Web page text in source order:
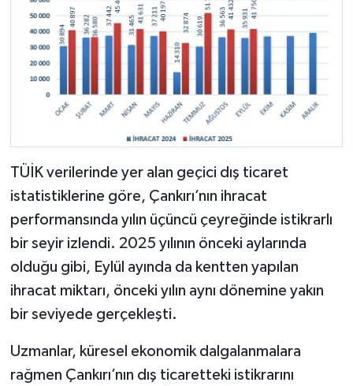
TÜİK verilerinde yer alan geçici dış ticaret
istatistiklerine göre, Çankırı’nın ihracat
performansında yılın üçüncü çeyreğinde istikrarlı
bir seyir izlendi. 2025 yılının önceki aylarında
olduğu gibi, Eylül ayında da kentten yapılan
ihracat miktarı, önceki yılın aynı dönemine yakın
bir seviyede gerçekleşti.
Uzmanlar, küresel ekonomik dalgalanmalara
rağmen Çankırı’nın dış ticaretteki istikrarını